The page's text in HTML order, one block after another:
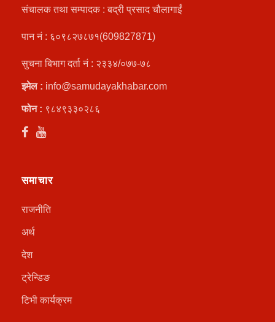
संचालक तथा सम्पादक : बद्री प्रसाद चौलागाईं
पान नं : ६०९८२७८७१(609827871)
सुचना बिभाग दर्ता नं : २३३४/०७७-७८
इमेल : info@samudayakhabar.com
फोन : ९८४९३३०२८६
समाचार
राजनीति
अर्थ
देश
ट्रेन्डिङ
टिभी कार्यक्रम